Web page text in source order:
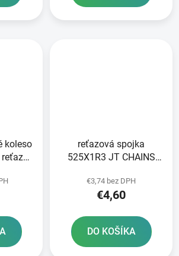
koleso
reťazová spojka
525X1R3 JT CHAINS
€3,74 bez DPH
€4,60
DO KOŠÍKA